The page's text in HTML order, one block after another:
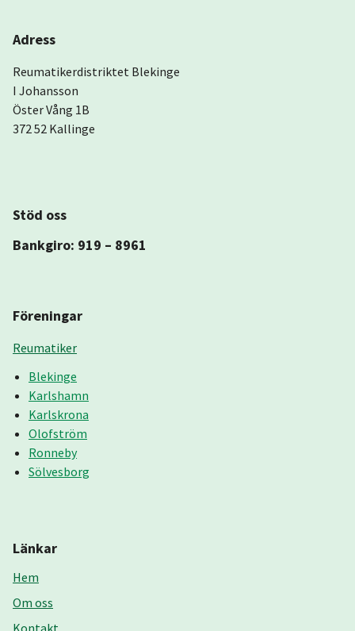
Adress
Reumatikerdistriktet Blekinge
I Johansson
Öster Vång 1B
372 52 Kallinge
Stöd oss
Bankgiro: 919 – 8961
Föreningar
Reumatiker
Blekinge
Karlshamn
Karlskrona
Olofström
Ronneby
Sölvesborg
Länkar
Hem
Om oss